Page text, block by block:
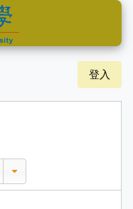
登入